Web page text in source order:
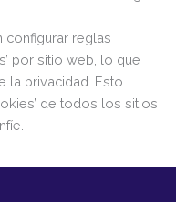
configurar reglas
por sitio web, lo que
la privacidad. Esto
de todos los sitios